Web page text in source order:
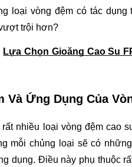
loại vòng đệm có tác
trội hơn?
Lựa Chọn Gioăng Cao Su
Và Ứng Dụng Của
nhiều loại vòng đệm cao
mỗi chủng loại sẽ có
dụng. Điều này phụ thuộc